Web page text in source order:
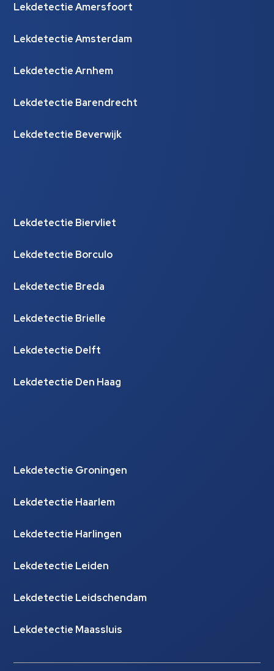
Lekdetectie Amersfoort
Lekdetectie Amsterdam
Lekdetectie Arnhem
Lekdetectie Barendrecht
Lekdetectie Beverwijk
Lekdetectie Biervliet
Lekdetectie Borculo
Lekdetectie Breda
Lekdetectie Brielle
Lekdetectie Delft
Lekdetectie Den Haag
Lekdetectie Groningen
Lekdetectie Haarlem
Lekdetectie Harlingen
Lekdetectie Leiden
Lekdetectie Leidschendam
Lekdetectie Maassluis